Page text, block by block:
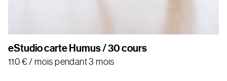
eStudio carte Humus / 30 cours
110 €/ mois pendant 3 mois